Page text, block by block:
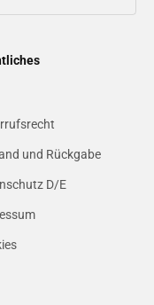
und Rückgabe
D/E